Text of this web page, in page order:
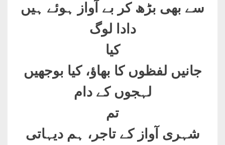
سے بھی بڑھ کر بے آواز ہوئے ہیں
دادا لوگ
کیا
جانیں لفظوں کا بھاؤ، کیا بوجھیں
لہجوں کے دام
تم
شہری آواز کے تاجر، ہم دیہاتی